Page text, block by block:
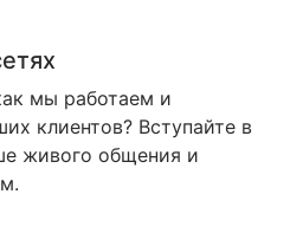
мы работаем и
клиентов? Вступайте в
живого общения и